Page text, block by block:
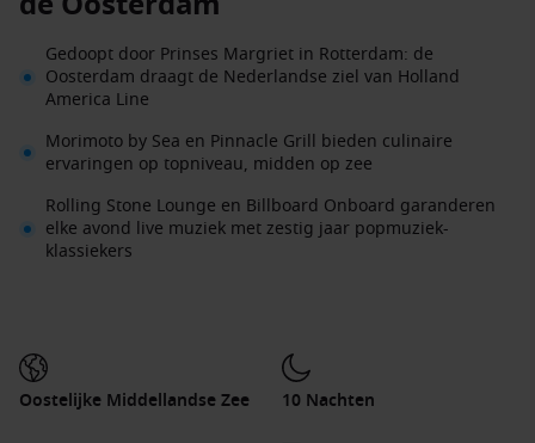
Gedoopt door Prinses Margriet in Rotterdam: de
Oosterdam draagt de Nederlandse ziel van Holland
America Line
Morimoto by Sea en Pinnacle Grill bieden culinaire
ervaringen op topniveau, midden op zee
Rolling Stone Lounge en Billboard Onboard garanderen
elke avond live muziek met zestig jaar popmuziek-
klassiekers
Oostelijke Middellandse Zee 10 Nachten